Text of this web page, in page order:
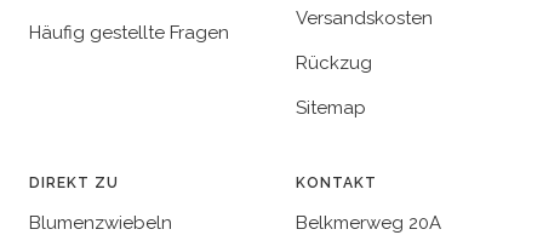
Häufig gestellte Fragen
Versandskosten
Rückzug
Sitemap
DIREKT ZU
Blumenzwiebeln
KONTAKT
Belkmerweg 20A